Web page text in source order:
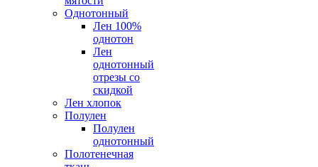
Однотонный
Лен 100%
однотон
Лен
однотонный
отрезы со
скидкой
Лен хлопок
Полулен
Полулен
однотонный
Полотенечная